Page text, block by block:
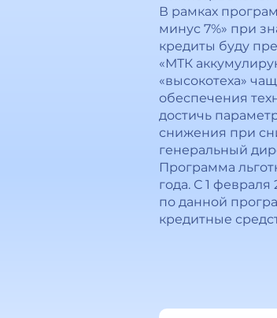
В рамках
минус 7%» при
кредиты буду
«МТК
«высокотеха»
обеспечения
достичь
снижения при
генеральный
Программа
года. С 1
по данной
кредитные